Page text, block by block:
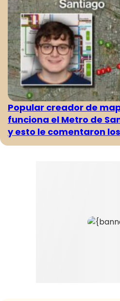
Popular creador de
funciona el Metro de
y esto le comentaron